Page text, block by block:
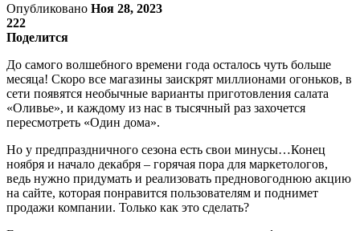
Опубликовано Ноя 28, 2023
222
Поделится
До самого волшебного времени года осталось чуть больше
месяца! Скоро все магазины заискрят миллионами огоньков, в
сети появятся необычные варианты приготовления салата
«Оливье», и каждому из нас в тысячный раз захочется
пересмотреть «Один дома».
Но у предпраздничного сезона есть свои минусы…Конец
ноября и начало декабря – горячая пора для маркетологов,
ведь нужно придумать и реализовать предновогоднюю акцию
на сайте, которая понравится пользователям и поднимет
продажи компании. Только как это сделать?